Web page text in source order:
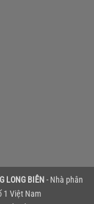
LONG BIÊN - Nhà phân
1 Việt Nam